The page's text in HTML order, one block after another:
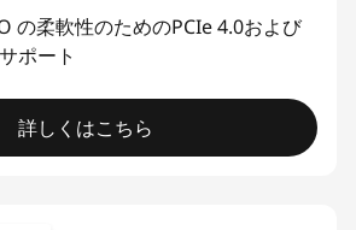
の柔軟性のためのPCIe 4.0および
ポート
詳しくはこちら